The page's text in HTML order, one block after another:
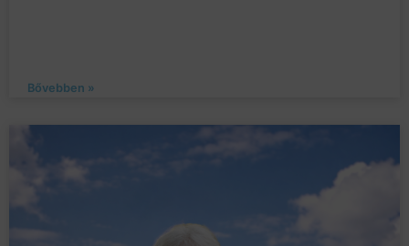
Bővebben »